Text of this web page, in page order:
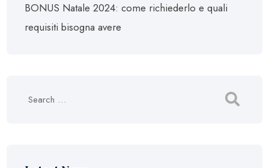
BONUS Natale 2024: come richiederlo e quali
requisiti bisogna avere